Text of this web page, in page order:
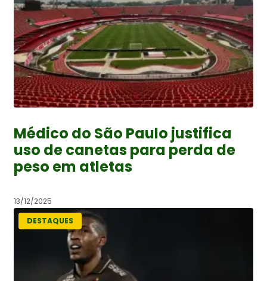
Médico do São Paulo justifica
uso de canetas para perda de
peso em atletas
13/12/2025
DESTAQUES